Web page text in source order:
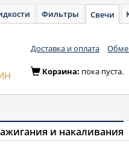
Фильтры Свечи
Доставка и оплата
Корзина: пока пуста.
и накаливания